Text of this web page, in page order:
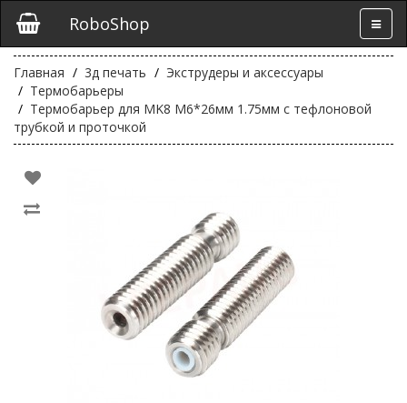
RoboShop
Главная 3д печать
Экструдеры и аксессуары
Термобарьеры
Термобарьер для MK8 М6*26мм 1.75мм с тефлоновой
трубкой и проточкой